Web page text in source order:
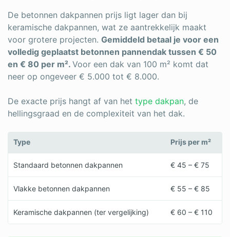
De betonnen dakpannen prijs ligt lager dan bij
keramische dakpannen, wat ze aantrekkelijk maakt
voor grotere projecten. Gemiddeld betaal je voor een
volledig geplaatst betonnen pannendak tussen € 50
en € 80 per m². Voor een dak van 100 m² komt dat
neer op ongeveer € 5.000 tot € 8.000.
De exacte prijs hangt af van het type dakpan, de
hellingsgraad en de complexiteit van het dak.
Type Prijs per m²
Standaard betonnen dakpannen € 45 – € 75
Vlakke betonnen dakpannen € 55 – € 85
Keramische dakpannen (ter vergelijking) € 60 – € 110